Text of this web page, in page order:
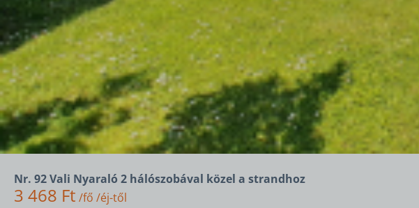
Nr. 92 Vali Nyaraló 2 hálószobával közel a strandhoz
3 468 Ft /fő /éj-től